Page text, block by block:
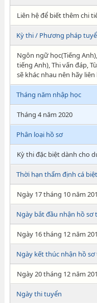
Liên hệ để biết thêm chi
Kỳ thi / Phương pháp
Ngôn ngữ học(Tiếng
tiếng Anh), Thi vấn đáp,
sẽ khác nhau nên hãy
Tháng năm nhập học
Tháng 4 năm 2020
Phân loại hồ sơ
Kỳ thi đặc biệt dành cho
Thời hạn thẩm định cá
Ngày 17 tháng 10 năm
Ngày bắt đầu nhận hồ sơ
Ngày 16 tháng 12 năm
Ngày kết thúc nhận hồ
Ngày 20 tháng 12 năm
Ngày thi tuyển